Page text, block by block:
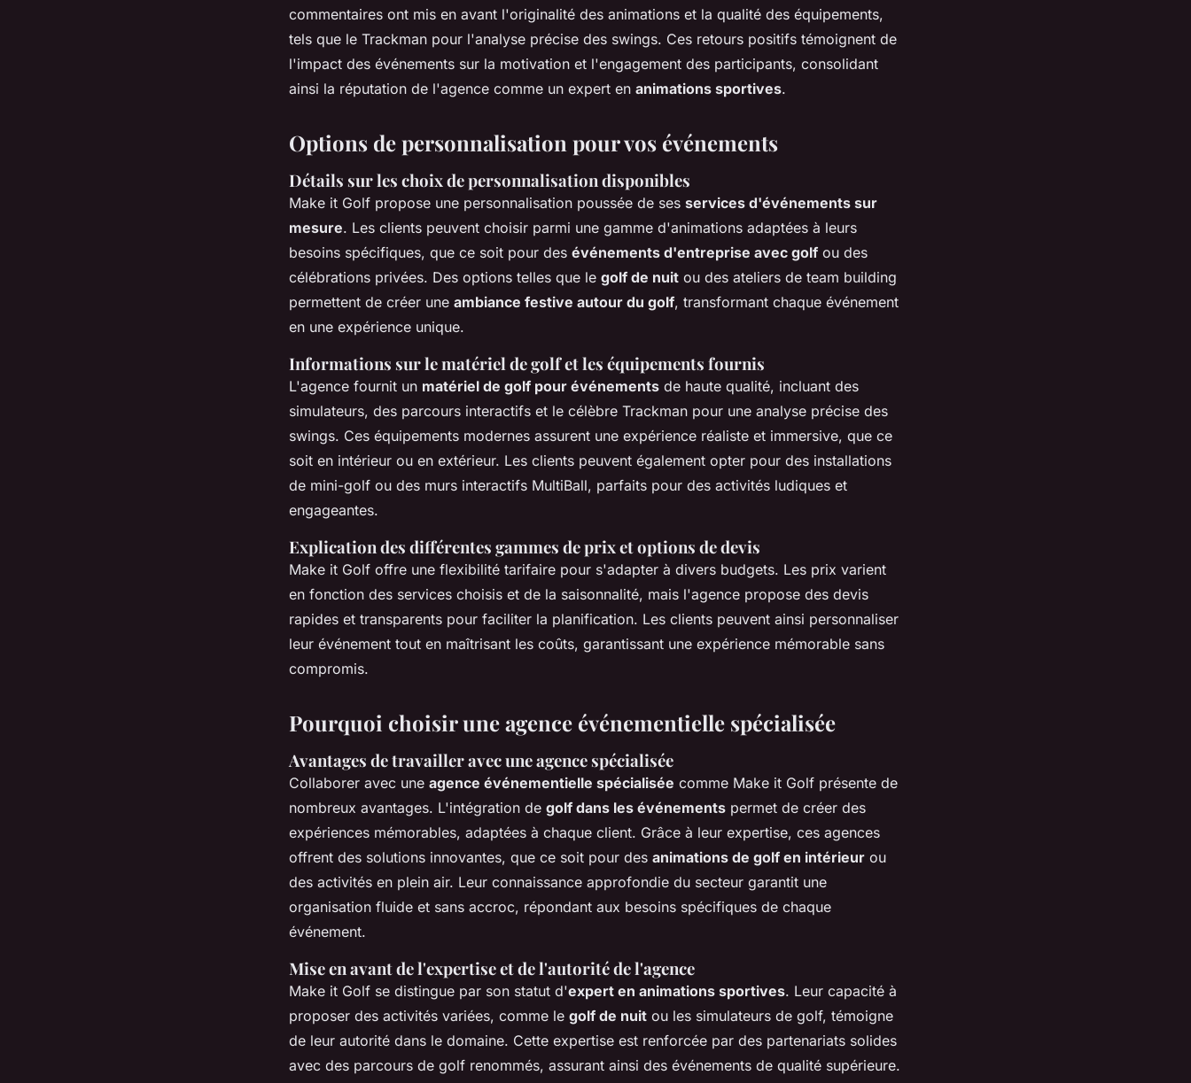
commentaires ont mis en avant l'originalité des animations et la qualité des équipements,
tels que le Trackman pour l'analyse précise des swings. Ces retours positifs témoignent de
l'impact des événements sur la motivation et l'engagement des participants, consolidant
ainsi la réputation de l'agence comme un expert en animations sportives.
Options de personnalisation pour vos événements
Détails sur les choix de personnalisation disponibles
Make it Golf propose une personnalisation poussée de ses services d'événements sur
mesure. Les clients peuvent choisir parmi une gamme d'animations adaptées à leurs
besoins spécifiques, que ce soit pour des événements d'entreprise avec golf ou des
célébrations privées. Des options telles que le golf de nuit ou des ateliers de team building
permettent de créer une ambiance festive autour du golf, transformant chaque événement
en une expérience unique.
Informations sur le matériel de golf et les équipements fournis
L'agence fournit un matériel de golf pour événements de haute qualité, incluant des
simulateurs, des parcours interactifs et le célèbre Trackman pour une analyse précise des
swings. Ces équipements modernes assurent une expérience réaliste et immersive, que ce
soit en intérieur ou en extérieur. Les clients peuvent également opter pour des installations
de mini-golf ou des murs interactifs MultiBall, parfaits pour des activités ludiques et
engageantes.
Explication des différentes gammes de prix et options de devis
Make it Golf offre une flexibilité tarifaire pour s'adapter à divers budgets. Les prix varient
en fonction des services choisis et de la saisonnalité, mais l'agence propose des devis
rapides et transparents pour faciliter la planification. Les clients peuvent ainsi personnaliser
leur événement tout en maîtrisant les coûts, garantissant une expérience mémorable sans
compromis.
Pourquoi choisir une agence événementielle spécialisée
Avantages de travailler avec une agence spécialisée
Collaborer avec une agence événementielle spécialisée comme Make it Golf présente de
nombreux avantages. L'intégration de golf dans les événements permet de créer des
expériences mémorables, adaptées à chaque client. Grâce à leur expertise, ces agences
offrent des solutions innovantes, que ce soit pour des animations de golf en intérieur ou
des activités en plein air. Leur connaissance approfondie du secteur garantit une
organisation fluide et sans accroc, répondant aux besoins spécifiques de chaque
événement.
Mise en avant de l'expertise et de l'autorité de l'agence
Make it Golf se distingue par son statut d'expert en animations sportives. Leur capacité à
proposer des activités variées, comme le golf de nuit ou les simulateurs de golf, témoigne
de leur autorité dans le domaine. Cette expertise est renforcée par des partenariats solides
avec des parcours de golf renommés, assurant ainsi des événements de qualité supérieure.